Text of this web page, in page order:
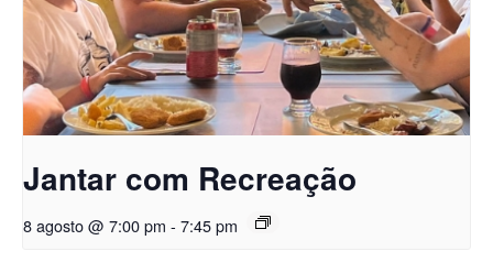
Jantar com Recreação
8 agosto @ 7:00 pm - 7:45 pm